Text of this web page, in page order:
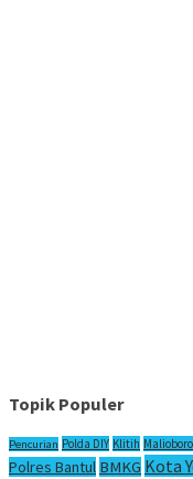
Topik Populer
Pencurian Polda DIY Klitih Malioboro
Polres Bantul BMKG Kota